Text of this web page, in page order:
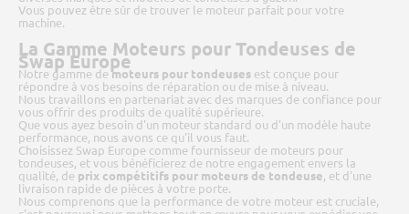
Vous pouvez être sûr de trouver le moteur parfait pour votre
machine.
La Gamme Moteurs pour Tondeuses de
Swap Europe
Notre gamme demoteurs pour tondeuses est conçue pour
répondre à vos besoins de réparation ou de mise à niveau.
Nous travaillons en partenariat avec des marques de confiance pour
vous offrir des produits de qualité supérieure.
Que vous ayez besoin d'un moteur standard ou d'un modèle haute
performance, nous avons ce qu'il vous faut.
Choisissez Swap Europe comme fournisseur de moteurs pour
tondeuses, et vous bénéficierez de notre engagement envers la
qualité, de prix compétitifs pour moteurs de tondeuse, et d'une
livraison rapide de pièces à votre porte.
Nous comprenons que la performance de votre moteur est cruciale,